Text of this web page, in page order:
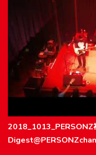
2018_1013_PERSONZ